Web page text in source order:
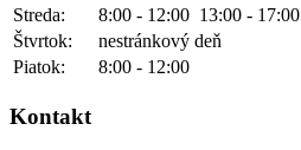
Streda:
8:00 - 12:00 13:00 - 17:00
Štvrtok:
nestránkový deň
Piatok:
8:00 - 12:00
Kontakt